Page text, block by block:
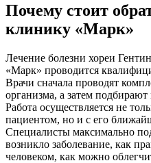
Почему стоит
клинику «Марк»
Лечение болезни хореи
«Марк» проводится
Врачи сначала проводят
организма, а затем
Работа осуществляется не
пациентом, но и с его
Специалисты максимально
возникло заболевание, как
человеком, как можно